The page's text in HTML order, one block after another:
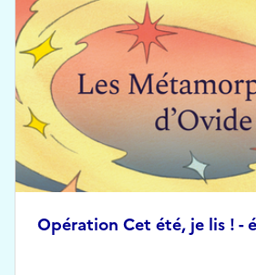
Opération Cet été, je lis ! -